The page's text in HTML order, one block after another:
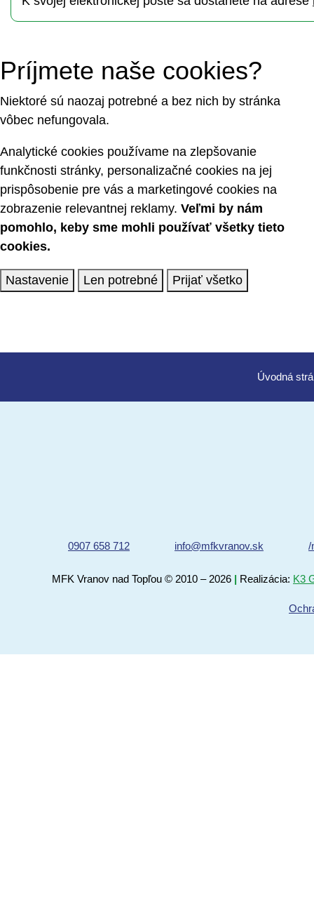
Úvod
0907 658 712 info@mfkvranov.sk /
MFK Vranov nad Topľou © 2010 – 2026 | Realizácia: K3
Príjmete naše cookies?
Niektoré sú naozaj potrebné a bez nich by stránka
vôbec nefungovala.
Analytické cookies používame na zlepšovanie
funkčnosti stránky, personalizačné cookies na jej
prispôsobenie pre vás a marketingové cookies na
zobrazenie relevantnej reklamy. Veľmi by nám
pomohlo, keby sme mohli používať všetky tieto
cookies.
Nastavenie Len potrebné Prijať všetko